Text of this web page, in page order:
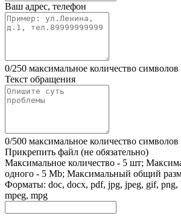
Ваш адрес, телефон
0/250 максимальное количество символов
Текст обращения
0/500 максимальное количество символов
Прикрепить файл (не обязательно)
Максимальное количество - 5 шт;
одного - 5 Mb; Максимальный общий
Форматы: doc, docx, pdf, jpg, jpeg, gif, png,
mpeg, mpg